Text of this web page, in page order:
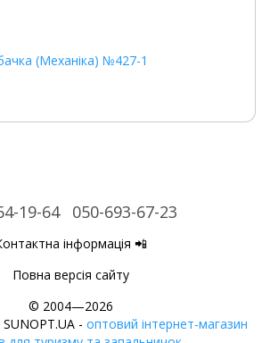
(Механіка) №427-1
19-64 050-693-67-23
інформація 📲
Повна версія сайту
© 2004—2026
- оптовий інтернет-магазин